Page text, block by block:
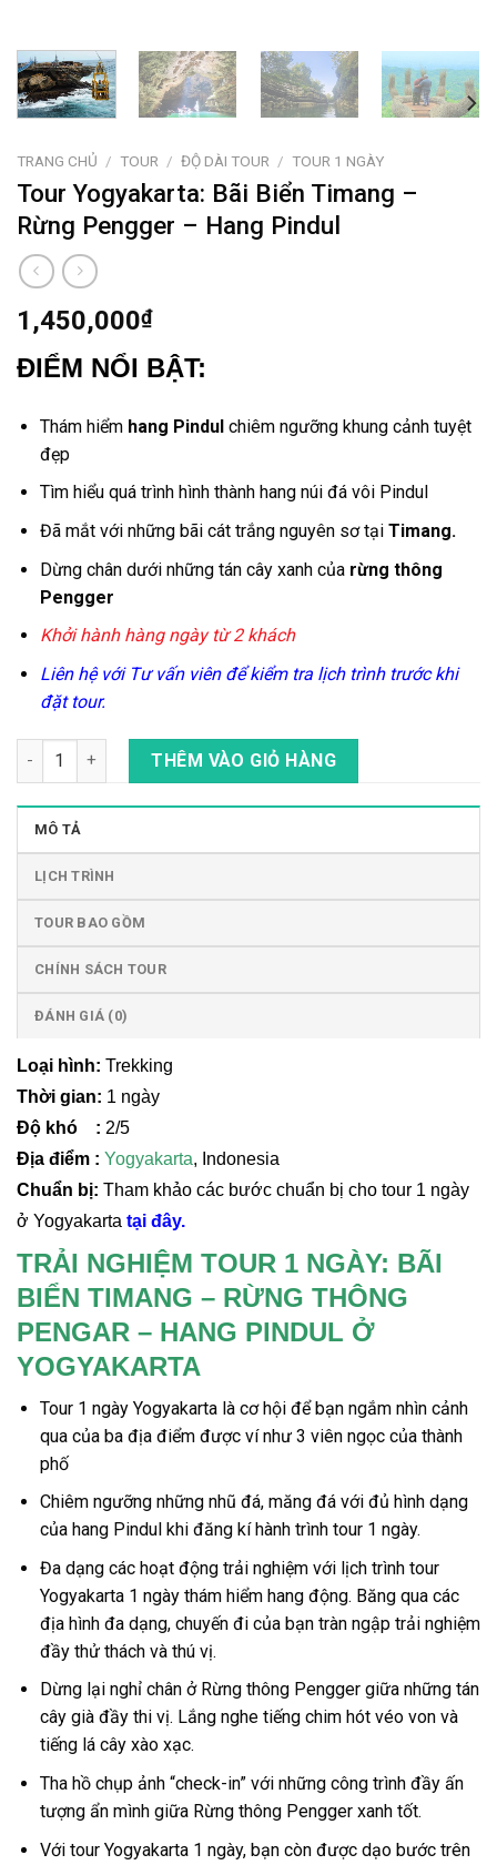
TRANG CHỦ / TOUR / ĐỘ DÀI TOUR / TOUR 1 NGÀY
Tour Yogyakarta: Bãi Biển Timang –
Rừng Pengger – Hang Pindul
1,450,000₫
ĐIỂM NỔI BẬT:
Thám hiểm hang Pindulchiêm ngưỡng khung cảnh tuyệt
đẹp
Tìm hiểu quá trình hình thành hang núi đá vôi Pindul
Đã mắt với những bãi cát trắng nguyên sơ tại Timang.
Dừng chân dưới những tán cây xanh củarừng thông
Pengger
Khởi hành hàng ngày từ 2 khách
Liên hệ với Tư vấn viên để kiểm tra lịch trình trước khi
đặt tour.
Tour Yogyakarta: Bãi Biển Timang - Rừng Pengger - Hang
THÊM VÀO GIỎ HÀNG
MÔ TẢ
LỊCH TRÌNH
TOUR BAO GỒM
CHÍNH SÁCH TOUR
ĐÁNH GIÁ (0)
Loại hình: Trekking
Thời gian: 1 ngày
Độ khó : 2/5
Địa điểm : Yogyakarta, Indonesia
Chuẩn bị: Tham khảo các bước chuẩn bị cho tour 1 ngày
ở Yogyakarta tại đây.
TRẢI NGHIỆM TOUR 1 NGÀY: BÃI
BIỂN TIMANG – RỪNG THÔNG
PENGAR – HANG PINDUL Ở
YOGYAKARTA
Tour 1 ngày Yogyakartalà cơ hội để bạn ngắm nhìn cảnh
qua của ba địa điểm được ví như 3 viên ngọc của thành
phố
Chiêm ngưỡng những nhũ đá, măng đá với đủ hình dạng
của hang Pindul khi đăng kí hành trìnhtour 1 ngày.
Đa dạng các hoạt động trải nghiệm với lịch trình tour
Yogyakarta 1 ngày thám hiểm hang động. Băng qua các
địa hình đa dạng, chuyến đi của bạn tràn ngập trải nghiệm
đầy thử thách và thú vị.
Dừng lại nghỉ chân ở Rừng thông Pengger giữa những tán
cây già đầy thi vị. Lắng nghe tiếng chim hót véo von và
tiếng lá cây xào xạc.
Tha hồ chụp ảnh “check-in” với những công trình đầy ấn
tượng ẩn mình giữa Rừng thông Pengger xanh tốt.
Với tour Yogyakarta 1 ngày, bạn còn được dạo bước trên